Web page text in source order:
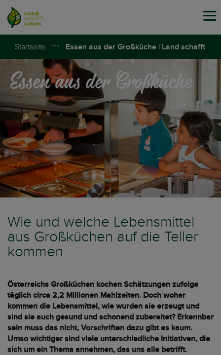
Startseite Essen aus der Großküche | Land schafft
Leben
Essen aus der Großküche
Wie und welche Lebensmittel
aus Großküchen auf die Teller
kommen
Österreichs Großküchen kochen Schätzungen zufolge
täglich circa 2,2 Millionen Mahlzeiten. Doch woher
kommen die Lebensmittel, wie wurden sie erzeugt und
sind sie auch gesund und schonend zubereitet? Erkennbar
sein muss das nicht, Vorschriften dazu gibt es kaum.
Umso wichtiger sind viele unterschiedliche Initiativen, die
sich um ein Thema annehmen, das uns alle betrifft.